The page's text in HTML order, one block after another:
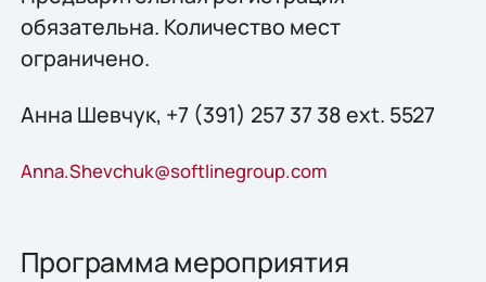
обязательна. Количество мест
ограничено.
Анна Шевчук, +7 (391) 257 37 38 ext. 5527
Anna.Shevchuk@softlinegroup.com
Программа мероприятия